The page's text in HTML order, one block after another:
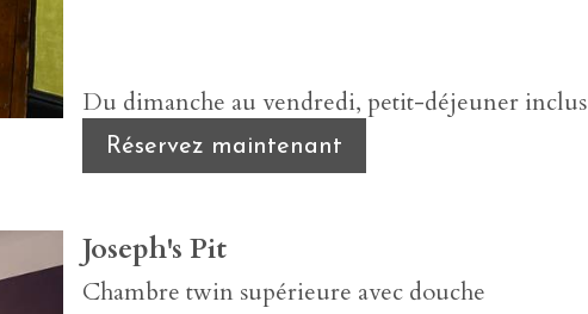
Du dimanche au vendredi, petit-déjeuner inclus
Réservez maintenant
Joseph's Pit
Chambre twin supérieure avec douche